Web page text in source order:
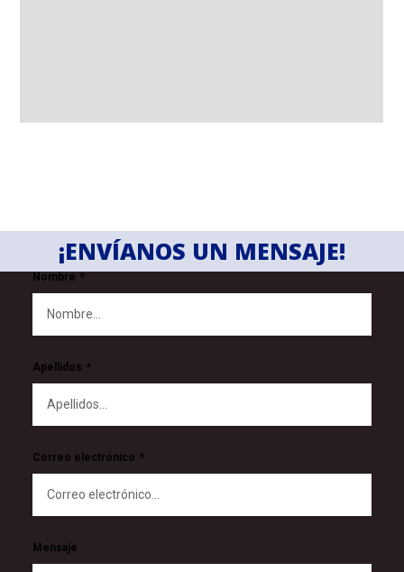
¡ENVÍANOS UN MENSAJE!
Nombre
Apellidos
Correo electrónico
Mensaje